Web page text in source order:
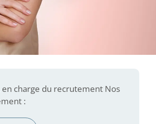
charge du recrutement Nos
: